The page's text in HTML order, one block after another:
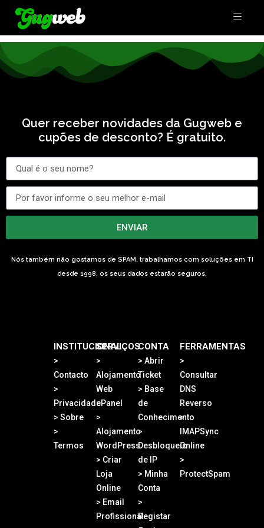
Criar loja online
Quer receber novidades da Gugweb e
cupões de desconto? É gratuito.
ENVIAR
Nós também não gostamos de SPAM, trabalhamos com soluções em TI
desde 1998, os seus dados estarão seguros.
INSTITUCIONAL
>
Contacto
>
Privacidade
> Sobre
>
Termos
SERVIÇOS
>
Alojamento
Web
cPanel
>
Alojamento
WordPress
> Criar
Loja
Online
> Email
Profissional
CONTA
> Abrir
Ticket
> Base
de
Conhecimento
>
Desbloqueio
de IP
> Minha
Conta
>
Registar
FERRAMENTAS
>
Consultar
DNS
Reverso
>
IMAPSync
Online
>
ProtectSpam